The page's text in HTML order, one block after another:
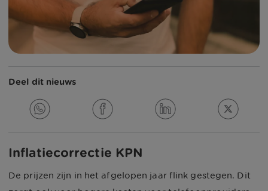
Deel dit nieuws
Inflatiecorrectie KPN
De prijzen zijn in het afgelopen jaar flink gestegen. Dit